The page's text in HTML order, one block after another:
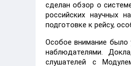
сделан обзор о
российских научных
подготовке к рейсу,
Особое внимание было
наблюдателями.
слушателей с